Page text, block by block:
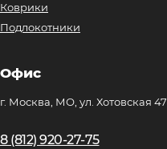
Коврики
Подлокотники
Офис
г. Москва, МО, ул. Хотовская 47
8 (812) 920-27-75